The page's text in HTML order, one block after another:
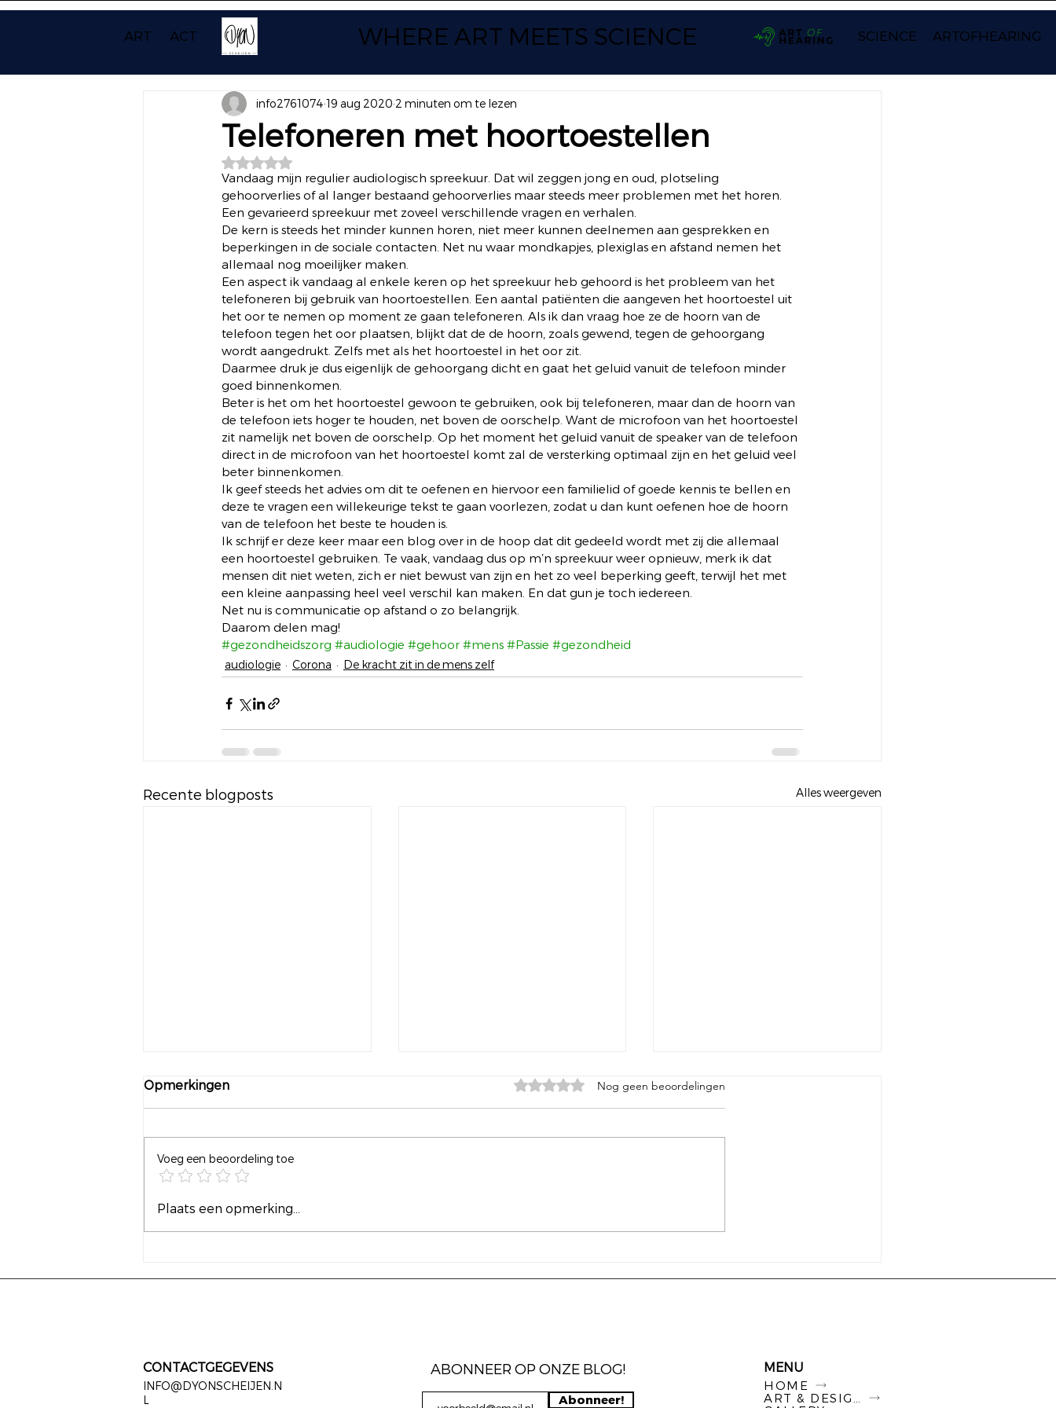
ART ACT WHERE ART MEETS SCIENCE SCIENCE ARTOFHEARING
Telefoneren met hoortoestellen
info2761074 19 aug 2020 2 minuten om te lezen
Beoordeeld met NaN uit 5 sterren.
Vandaag mijn regulier audiologisch spreekuur. Dat wil zeggen jong en oud, plotseling
gehoorverlies of al langer bestaand gehoorverlies maar steeds meer problemen met het horen.
Een gevarieerd spreekuur met zoveel verschillende vragen en verhalen.
De kern is steeds het minder kunnen horen, niet meer kunnen deelnemen aan gesprekken en
beperkingen in de sociale contacten. Net nu waar mondkapjes, plexiglas en afstand nemen het
allemaal nog moeilijker maken.
Een aspect ik vandaag al enkele keren op het spreekuur heb gehoord is het probleem van het
telefoneren bij gebruik van hoortoestellen. Een aantal patiënten die aangeven het hoortoestel uit
het oor te nemen op moment ze gaan telefoneren. Als ik dan vraag hoe ze de hoorn van de
telefoon tegen het oor plaatsen, blijkt dat de de hoorn, zoals gewend, tegen de gehoorgang
wordt aangedrukt. Zelfs met als het hoortoestel in het oor zit.
Daarmee druk je dus eigenlijk de gehoorgang dicht en gaat het geluid vanuit de telefoon minder
goed binnenkomen.
Beter is het om het hoortoestel gewoon te gebruiken, ook bij telefoneren, maar dan de hoorn van
de telefoon iets hoger te houden, net boven de oorschelp. Want de microfoon van het hoortoestel
zit namelijk net boven de oorschelp. Op het moment het geluid vanuit de speaker van de telefoon
direct in de microfoon van het hoortoestel komt zal de versterking optimaal zijn en het geluid veel
beter binnenkomen.
Ik geef steeds het advies om dit te oefenen en hiervoor een familielid of goede kennis te bellen en
deze te vragen een willekeurige tekst te gaan voorlezen, zodat u dan kunt oefenen hoe de hoorn
van de telefoon het beste te houden is.
Ik schrijf er deze keer maar een blog over in de hoop dat dit gedeeld wordt met zij die allemaal
een hoortoestel gebruiken. Te vaak, vandaag dus op m’n spreekuur weer opnieuw, merk ik dat
mensen dit niet weten, zich er niet bewust van zijn en het zo veel beperking geeft, terwijl het met
een kleine aanpassing heel veel verschil kan maken. En dat gun je toch iedereen.
Net nu is communicatie op afstand o zo belangrijk.
Daarom delen mag!
#gezondheidszorg #audiologie #gehoor #mens #Passie #gezondheid
audiologie Corona De kracht zit in de mens zelf
Recente blogposts Alles weergeven
Vrijheid begint bij een
Opmerkingen Beoordeeld met 0 uit 5 sterren.
Nog geen beoordelingen
Voeg een beoordeling toe
Plaats een opmerking...
CONTACTGEGEVENS
INFO@DYONSCHEIJEN.N
L
ABONNEER OP ONZE BLOG!
Abonneer!
MENU
HOME
ART & DESIGN